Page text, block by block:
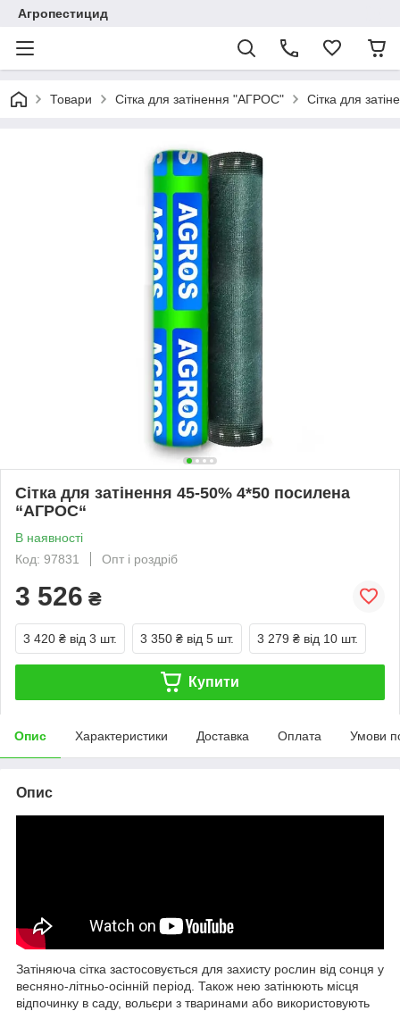
Агропестицид
Товари Сітка для затінення "АГРОС" Сітка для
Сітка для затінення 45-50% 4*50 посилена
“AГРОС“
В наявності
Код: 97831
Опт і роздріб
3 526 ₴
3 420 ₴ від 3 шт. 3 350 ₴ від 5 шт. 3 279 ₴ від 10 шт.
Купити
Опис Характеристики Доставка Оплата Умови
Опис
Затіняюча сітка застосовується для захисту рослин від сонця у
весняно-літньо-осінній період. Також нею затінюють місця
відпочинку в саду, вольєри з тваринами або використовують